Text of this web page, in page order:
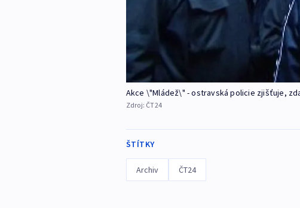
Akce \"Mládež\" - ostravská policie zjišťuje,
Zdroj: ČT24
ŠTÍTKY
Archiv ČT24